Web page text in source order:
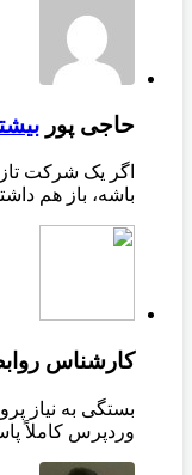
حاجی پور
اگر یک شرکت
باشه، باز هم
کارشناس
بستگی به نیاز
وردپرس کاملاً